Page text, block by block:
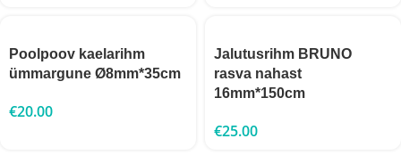
Poolpoov kaelarihm
ümmargune Ø8mm*35cm
€20.00
Jalutusrihm BRUNO
rasva nahast
16mm*150cm
€25.00